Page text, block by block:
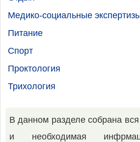
Медико-социальные
Питание
Спорт
Проктология
Трихология
В данном разделе собрана
и необходимая